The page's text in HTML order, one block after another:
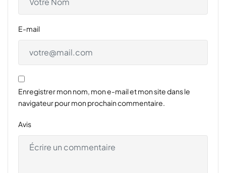
E-mail
Enregistrer mon nom, mon e-mail et mon site dans le
navigateur pour mon prochain commentaire.
Avis